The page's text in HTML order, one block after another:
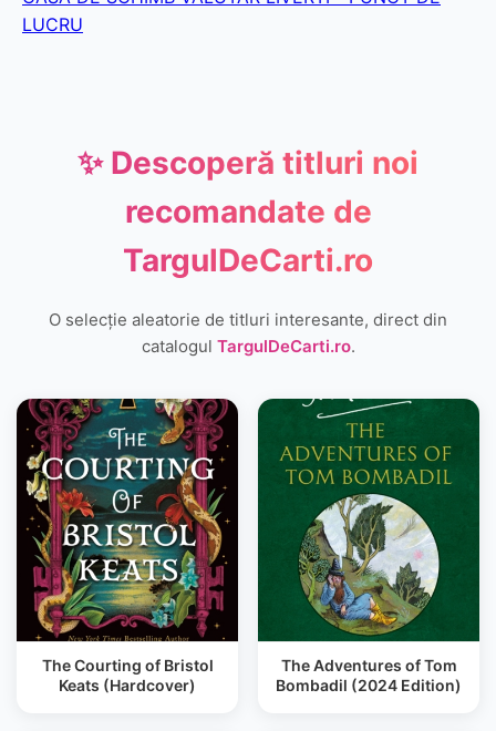
LUCRU
✨ Descoperă titluri noi
recomandate de
TargulDeCarti.ro
O selecție aleatorie de titluri interesante, direct din
catalogul TargulDeCarti.ro.
The Courting of Bristol
Keats (Hardcover)
The Adventures of Tom
Bombadil (2024 Edition)